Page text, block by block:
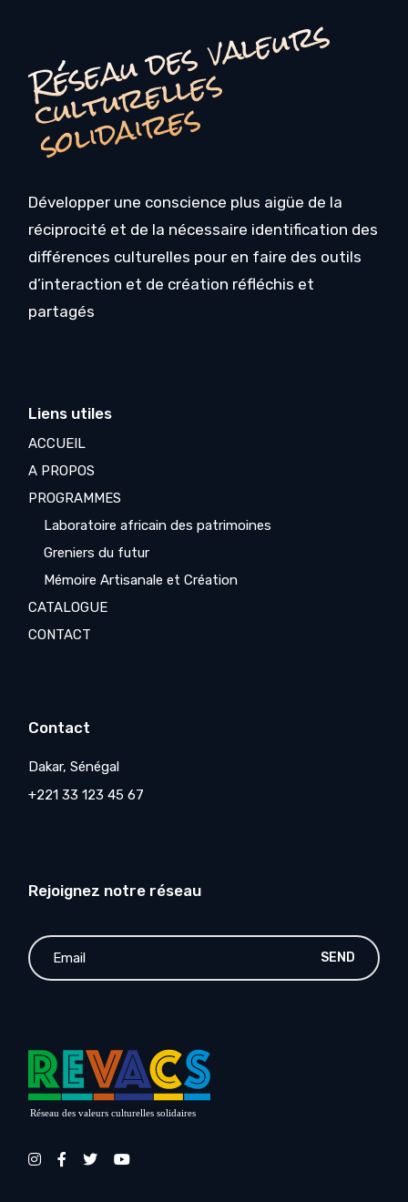
R
é
s
e
a
u
d
e
s
v
a
l
e
u
r
s
c
u
l
t
u
r
e
l
l
e
s
s
o
li
d
ai
r
e
s
Développer une conscience plus aigüe de la
réciprocité et de la nécessaire identification des
différences culturelles pour en faire des outils
d’interaction et de création réfléchis et
partagés
Liens utiles
ACCUEIL
A PROPOS
PROGRAMMES
Laboratoire africain des patrimoines
Greniers du futur
Mémoire Artisanale et Création
CATALOGUE
CONTACT
Contact
Dakar, Sénégal
+221 33 123 45 67
Rejoignez notre réseau
SEND
Réseau des valeurs culturelles solidaires